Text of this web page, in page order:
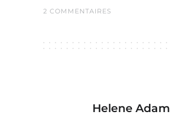
2 COMMENTAIRES
Helene Adam